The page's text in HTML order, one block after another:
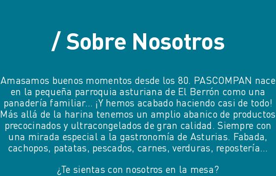
/ Sobre Nosotros
Amasamos buenos momentos desde los 80. PASCOMPAN nace
en la pequeña parroquia asturiana de El Berrón como una
panadería familiar… ¡Y hemos acabado haciendo casi de todo!
Más allá de la harina tenemos un amplio abanico de productos
precocinados y ultracongelados de gran calidad. Siempre con
una mirada especial a la gastronomía de Asturias. Fabada,
cachopos, patatas, pescados, carnes, verduras, repostería…
¿Te sientas con nosotros en la mesa?